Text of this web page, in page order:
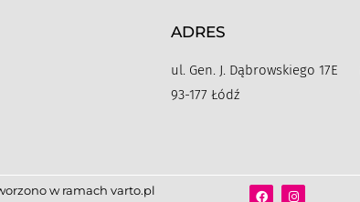
ADRES
ul. Gen. J. Dąbrowskiego 17E
93-177 Łódź
w ramach varto.pl